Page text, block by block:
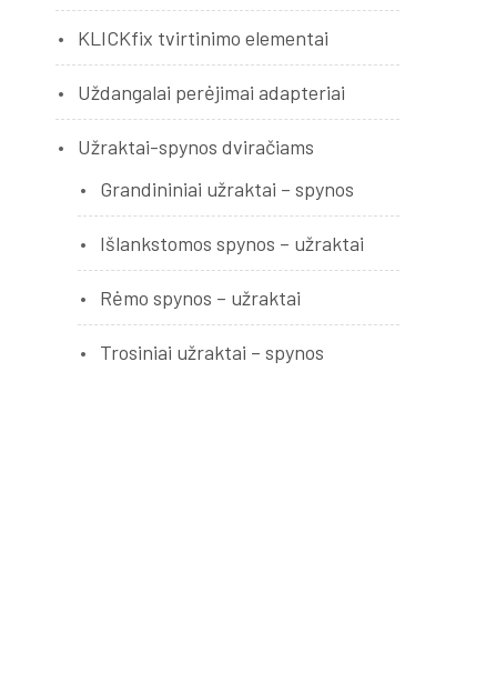
KLICKfix tvirtinimo elementai
Uždangalai perėjimai adapteriai
Užraktai-spynos dviračiams
Grandininiai užraktai – spynos
Išlankstomos spynos – užraktai
Rėmo spynos – užraktai
Trosiniai užraktai – spynos